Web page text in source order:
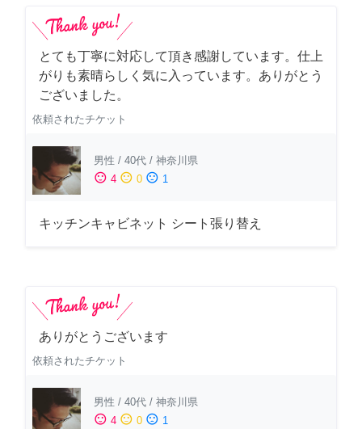
とても丁寧に対応して頂き感謝しています。仕上
がりも素晴らしく気に入っています。ありがとう
ございました。
依頼されたチケット
男性 / 40代 / 神奈川県
sentiment_satisfied 4 sentiment_neutral 0 sentiment_dissatisfied 1
キッチンキャビネット シート張り替え
ありがとうございます
依頼されたチケット
男性 / 40代 / 神奈川県
sentiment_satisfied 4 sentiment_neutral 0 sentiment_dissatisfied 1